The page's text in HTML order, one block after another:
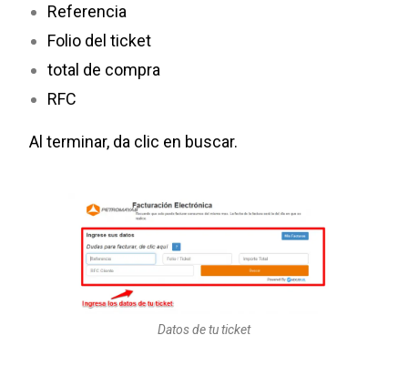
Referencia
Folio del ticket
total de compra
RFC
Al terminar, da clic en buscar.
Datos de tu ticket